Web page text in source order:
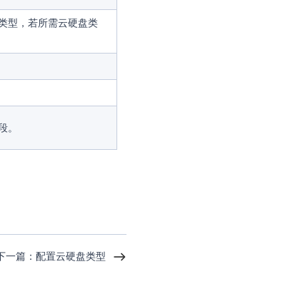
型，若所需云硬盘类
一篇：配置云硬盘类型